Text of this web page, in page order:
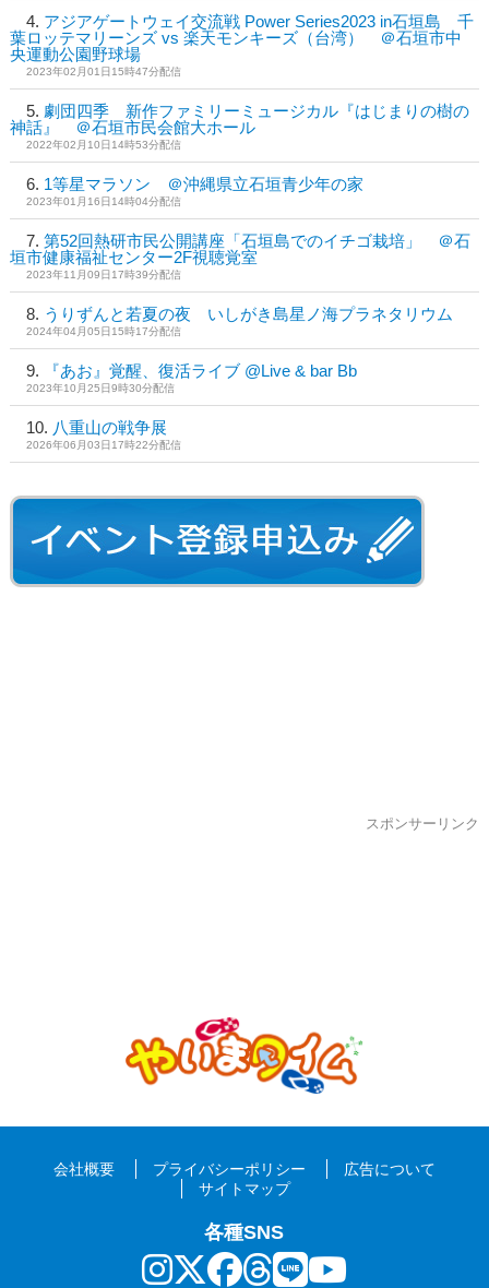
アジアゲートウェイ交流戦 Power Series2023 in石垣島 千
葉ロッテマリーンズ vs 楽天モンキーズ（台湾） ＠石垣市中
央運動公園野球場
2023年02月01日15時47分配信
劇団四季 新作ファミリーミュージカル『はじまりの樹の
神話』 ＠石垣市民会館大ホール
2022年02月10日14時53分配信
1等星マラソン ＠沖縄県立石垣青少年の家
2023年01月16日14時04分配信
第52回熱研市民公開講座「石垣島でのイチゴ栽培」 ＠石
垣市健康福祉センター2F視聴覚室
2023年11月09日17時39分配信
うりずんと若夏の夜 いしがき島星ノ海プラネタリウム
2024年04月05日15時17分配信
『あお』覚醒、復活ライブ @Live & bar Bb
2023年10月25日9時30分配信
八重山の戦争展
2026年06月03日17時22分配信
スポンサーリンク
会社概要 プライバシーポリシー
広告について
サイトマップ
各種SNS